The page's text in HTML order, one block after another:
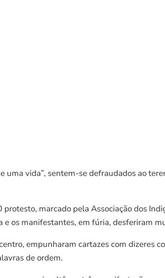
vida”, sentem-se defraudados ao
marcado pela Associação dos
os manifestantes, em fúria, desferiram
empunharam cartazes com dizeres
de ordem.